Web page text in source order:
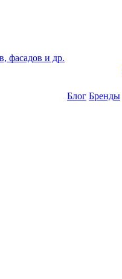
фасадов и др.
Блог Бренды